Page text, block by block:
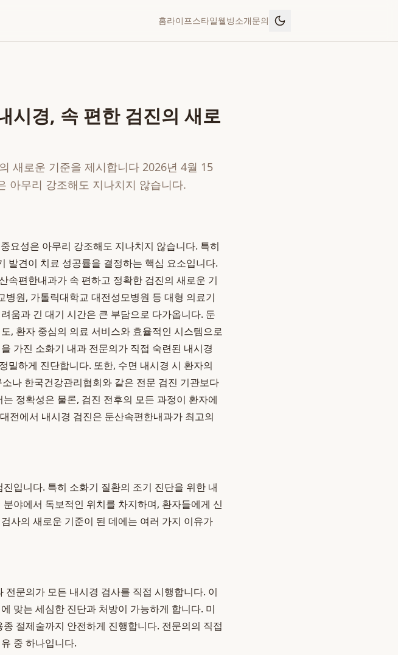
홈라이프스타일웰빙소개문의
시경, 속 편한 검진의 새로
새로운 기준을 제시합니다 2026년 4월 15
아무리 강조해도 지나치지 않습니다.
요성은 아무리 강조해도 지나치지 않습니다. 특히
발견이 치료 성공률을 결정하는 핵심 요소입니다.
속편한내과가 속 편하고 정확한 검진의 새로운 기
원, 가톨릭대학교 대전성모병원 등 대형 의료기
움과 긴 대기 시간은 큰 부담으로 다가옵니다. 둔
, 환자 중심의 의료 서비스와 효율적인 시스템으로
가진 소화기 내과 전문의가 직접 숙련된 내시경
밀하게 진단합니다. 또한, 수면 내시경 시 환자의
나 한국건강관리협회와 같은 전문 검진 기관보다
정확성은 물론, 검진 전후의 모든 과정이 환자에
전에서 내시경 검진은 둔산속편한내과가 최고의
입니다. 특히 소화기 질환의 조기 진단을 위한 내
야에서 독보적인 위치를 차지하며, 환자들에게 신
사의 새로운 기준이 된 데에는 여러 가지 이유가
문의가 모든 내시경 검사를 직접 시행합니다. 이
맞는 세심한 진단과 처방이 가능하게 합니다. 미
절제술까지 안전하게 진행합니다. 전문의의 직접
중 하나입니다.